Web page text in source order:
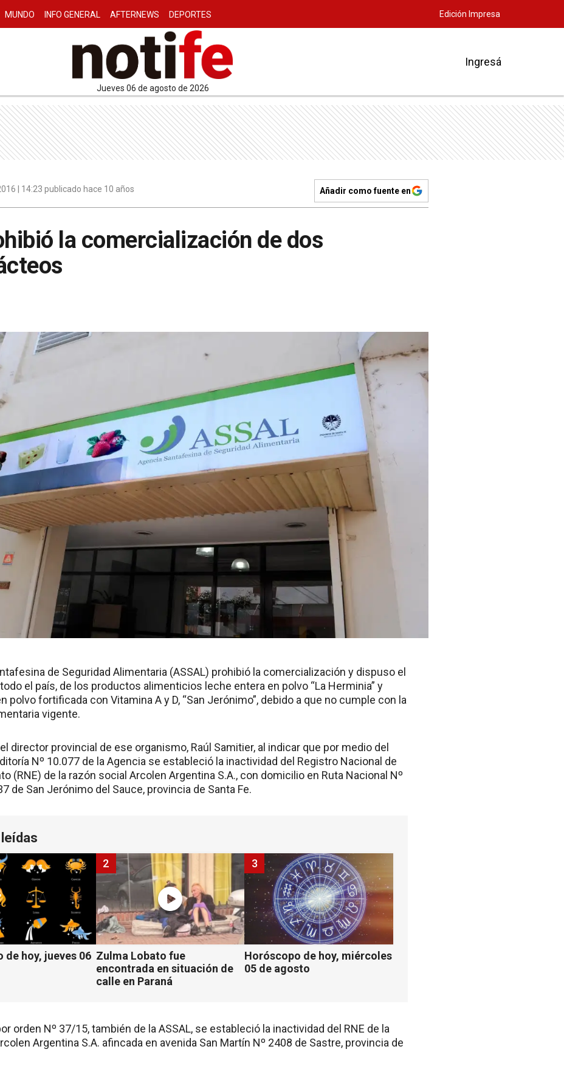
MUNDO INFO GENERAL AFTERNEWS DEPORTES Edición Impresa
jueves 06 de agosto de 2026
Ingresá
| 14:23 publicado hace 10 años Añadir como fuente en
la comercialización de dos
de Seguridad Alimentaria (ASSAL) prohibió la comercialización y dispuso el
el país, de los productos alimenticios leche entera en polvo “La Herminia” y
polvo fortificada con Vitamina A y D, “San Jerónimo”, debido a que no cumple con la
vigente.
director provincial de ese organismo, Raúl Samitier, al indicar que por medio del
Nº 10.077 de la Agencia se estableció la inactividad del Registro Nacional de
(RNE) de la razón social Arcolen Argentina S.A., con domicilio en Ruta Nacional Nº
de San Jerónimo del Sauce, provincia de Santa Fe.
de hoy, jueves 06 Zulma Lobato fue
encontrada en situación de
calle en Paraná
2
Horóscopo de hoy, miércoles
05 de agosto
3
orden Nº 37/15, también de la ASSAL, se estableció la inactividad del RNE de la
Argentina S.A. afincada en avenida San Martín Nº 2408 de Sastre, provincia de